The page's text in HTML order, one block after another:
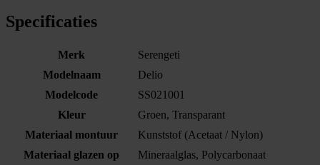
Specificaties
Merk
Serengeti
Modelnaam
Delio
Modelcode
SS021001
Kleur
Groen, Transparant
Materiaal montuur
Kunststof (Acetaat / Nylon)
Materiaal glazen op
Mineraalglas, Polycarbonaat